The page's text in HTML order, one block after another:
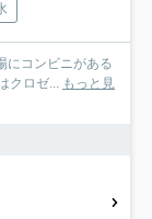
にコンビニがある
クロゼ... もっと見